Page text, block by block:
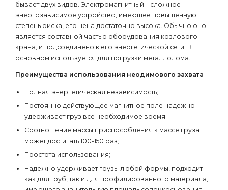
бывает двух видов. Электромагнитный – сложное
энергозависимое устройство, имеющее повышенную
степень риска, его цена достаточно высока. Обычно оно
является составной частью оборудования козлового
крана, и подсоединено к его энергетической сети. В
основном используется для погрузки металлолома.
Преимущества использования неодимового захвата
Полная энергетическая независимость;
Постоянно действующее магнитное поле надежно
удерживает груз все необходимое время;
Соотношение массы приспособления к массе груза
может достигать 100-150 раз;
Простота использования;
Надежно удерживает грузы любой формы, подходит
как для труб, так и для профилированного материала,